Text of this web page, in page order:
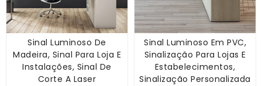
Sinal Luminoso De
Madeira, Sinal Para Loja E
Instalações, Sinal De
Corte A Laser
Sinal Luminoso Em PVC,
Sinalização Para Lojas E
Estabelecimentos,
Sinalização Personalizada